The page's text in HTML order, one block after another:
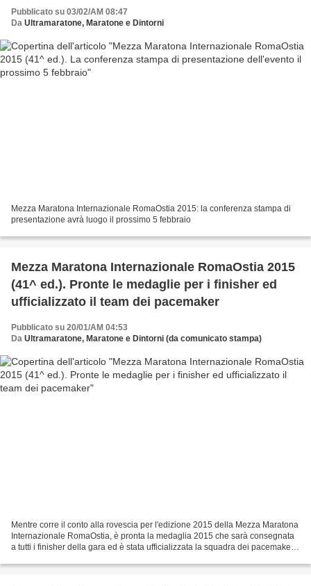
Pubblicato su 03/02/AM 08:47
Da Ultramaratone, Maratone e Dintorni
Mezza Maratona Internazionale RomaOstia 2015: la conferenza stampa di
presentazione avrà luogo il prossimo 5 febbraio
Mezza Maratona Internazionale RomaOstia 2015
(41^ ed.). Pronte le medaglie per i finisher ed
ufficializzato il team dei pacemaker
Pubblicato su 20/01/AM 04:53
Da Ultramaratone, Maratone e Dintorni (da comunicato stampa)
Mentre corre il conto alla rovescia per l'edizione 2015 della Mezza Maratona
Internazionale RomaOstia, è pronta la medaglia 2015 che sarà consegnata
a tutti i finisher della gara ed è stata ufficializzata la squadra dei pacemaker,